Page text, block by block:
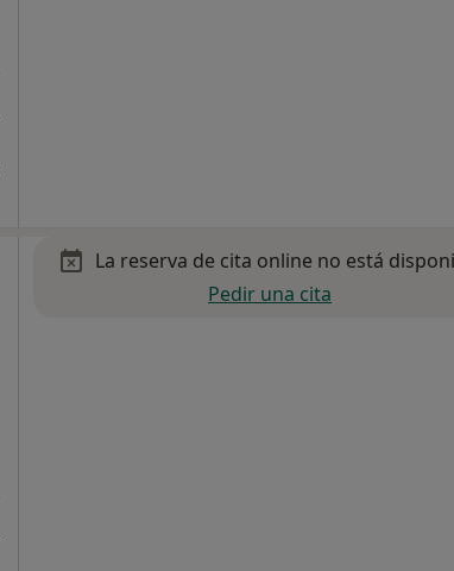
La reserva de cita online no está
Pedir una cita